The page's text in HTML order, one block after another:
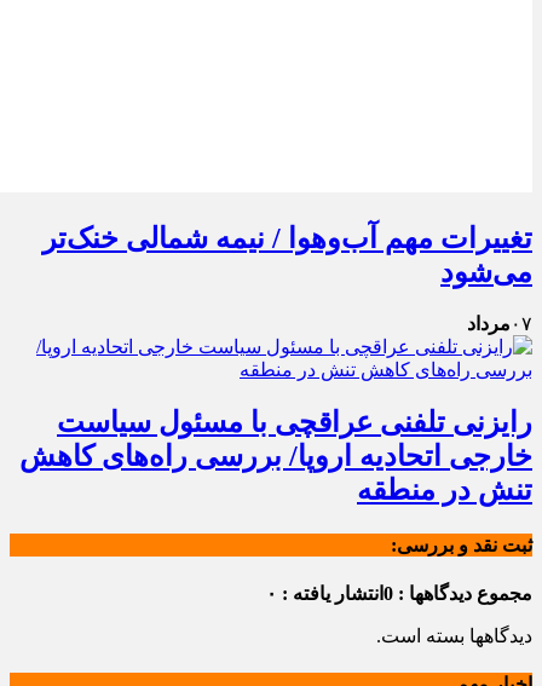
تغییرات مهم آب‌وهوا / نیمه شمالی خنک‌تر
می‌شود
۰۷ مرداد
رایزنی تلفنی عراقچی با مسئول سیاست
خارجی اتحادیه اروپا/ بررسی راه‌های کاهش
تنش در منطقه
ثبت نقد و بررسی:
مجموع دیدگاهها : 0 انتشار یافته : ۰
دیدگاهها بسته است.